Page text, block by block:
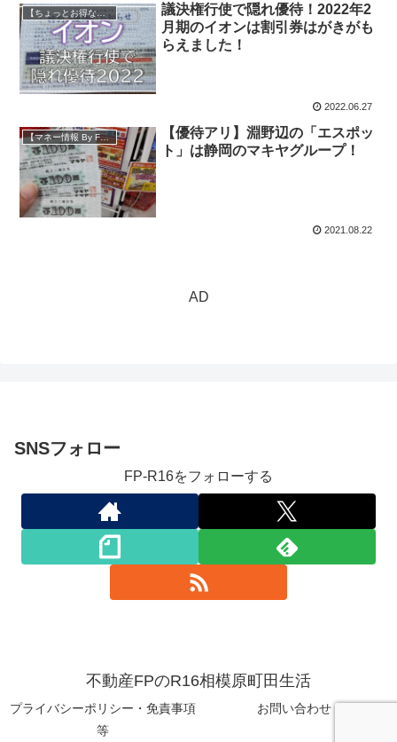
議決権行使で隠れ優待！2022年2
月期のイオンは割引券はがきがも
らえました！
2022.06.27
【マネー情報 By FP】
【優待アリ】淵野辺の「エスポッ
ト」は静岡のマキヤグループ！
2021.08.22
AD
SNSフォロー
FP-R16をフォローする
不動産FPのR16相模原町田生活
プライバシーポリシー・免責事項
等
お問い合わせ